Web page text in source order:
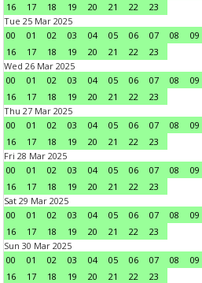
16
17 18 19 20 21 22
23
Tue 25 Mar 2025
00
01 02 03 04 05 06 07 08 09
16
17 18 19 20 21 22
23
Wed 26 Mar 2025
00
01 02 03 04 05 06 07 08 09
16
17 18 19 20 21 22
23
Thu 27 Mar 2025
00
01 02 03 04 05 06 07 08 09
16
17 18 19 20 21 22
23
Fri 28 Mar 2025
00
01 02 03 04 05 06 07 08 09
16
17 18 19 20 21 22
23
Sat 29 Mar 2025
00
01 02 03 04 05 06 07 08 09
16
17 18 19 20 21 22
23
Sun 30 Mar 2025
00
01 02 03 04 05 06 07 08 09
16
17 18 19 20 21 22
23